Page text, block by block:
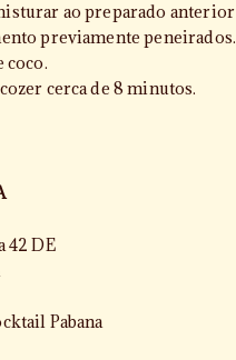
ao preparado anterior
previamente peneirados.
coco.
cerca de 8 minutos.
42 DE
Pabana